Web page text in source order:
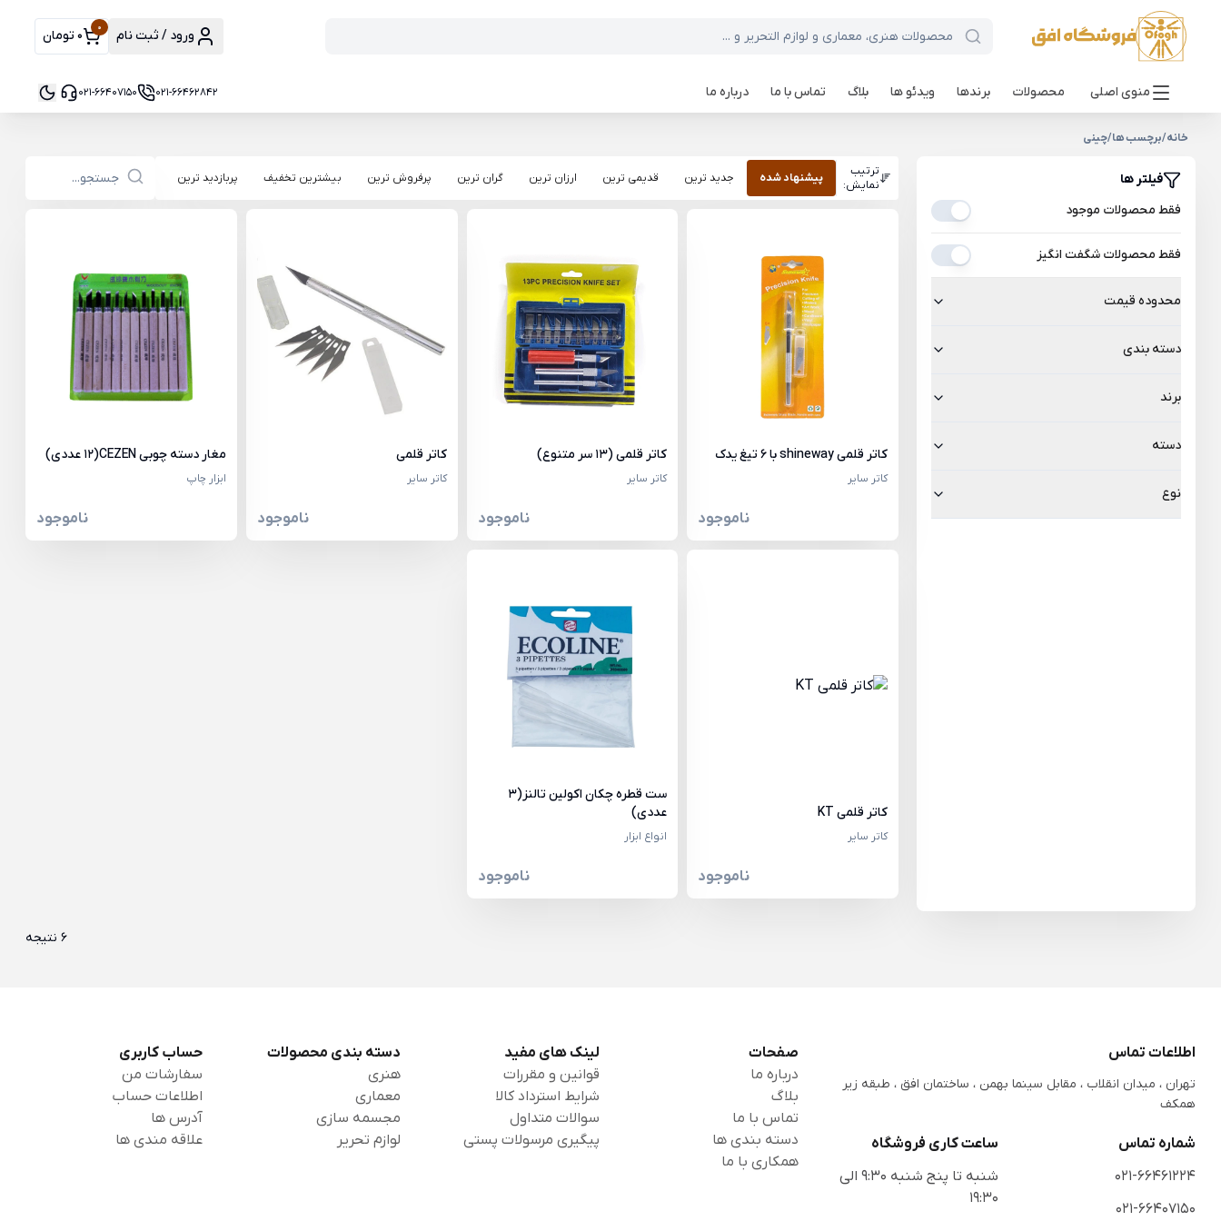
ورود / ثبت نام 0 0 تومان
منوی اصلی محصولات برندها ویدئو ها بلاگ تماس با ما درباره ما 021-66462842
021-66407150
خانه/برچسب ها/چینی
فیلتر ها
فقط محصولات موجود
فقط محصولات شگفت انگیز
محدوده قیمت
دسته بندی
برند
دسته
نوع
ترتیب
نمایش:
پیشنهاد شده جدید ترین قدیمی ترین ارزان ترین گران ترین پرفروش ترین بیشترین تخفیف پربازدید ترین
کاتر قلمی shineway با 6 تیغ یدک
کاتر سایر
ناموجود
کاتر قلمی (13 سر متنوع)
کاتر سایر
ناموجود
کاتر قلمی
کاتر سایر
ناموجود
مغار دسته چوبی CEZEN(12 عددی)
ابزار چاپ
ناموجود
کاتر قلمی KT
کاتر سایر
ناموجود
ست قطره چکان اکولین تالنز(3
عددی)
انواع ابزار
ناموجود
6 نتیجه
اطلاعات تماس
تهران ، میدان انقلاب ، مقابل سینما بهمن ، ساختمان افق ، طبقه زیر
همکف
شماره تماس
021-66461224
021-66407150
ساعت کاری فروشگاه
شنبه تا پنج شنبه 9:30 الی
19:30
صفحات
درباره ما
بلاگ
تماس با ما
دسته بندی ها
همکاری با ما
لینک های مفید
قوانین و مقررات
شرایط استرداد کالا
سوالات متداول
پیگیری مرسولات پستی
دسته بندی محصولات
هنری
معماری
مجسمه سازی
لوازم تحریر
حساب کاربری
سفارشات من
اطلاعات حساب
آدرس ها
علاقه مندی ها